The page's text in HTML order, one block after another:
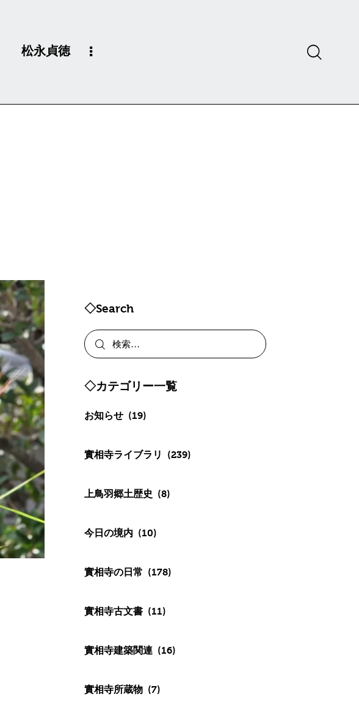
松永貞徳
◇Search
◇カテゴリー一覧
お知らせ (19)
實相寺ライブラリ (239)
上鳥羽郷土歴史 (8)
今日の境内 (10)
實相寺の日常 (178)
實相寺古文書 (11)
實相寺建築関連 (16)
實相寺所蔵物 (7)